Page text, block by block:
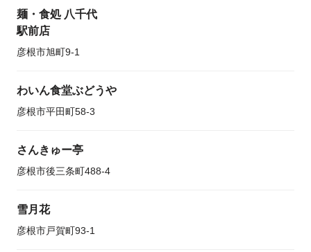
麺・食処 八千代
駅前店
彦根市旭町9-1
わいん食堂ぶどうや
彦根市平田町58-3
さんきゅー亭
彦根市後三条町488-4
雪月花
彦根市戸賀町93-1